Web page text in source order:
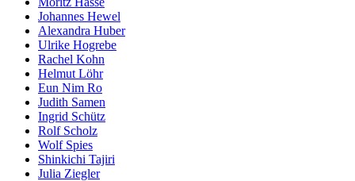
Johannes Hewel
Alexandra Huber
Ulrike Hogrebe
Rachel Kohn
Helmut Löhr
Eun Nim Ro
Judith Samen
Ingrid Schütz
Rolf Scholz
Wolf Spies
Shinkichi Tajiri
Julia Ziegler